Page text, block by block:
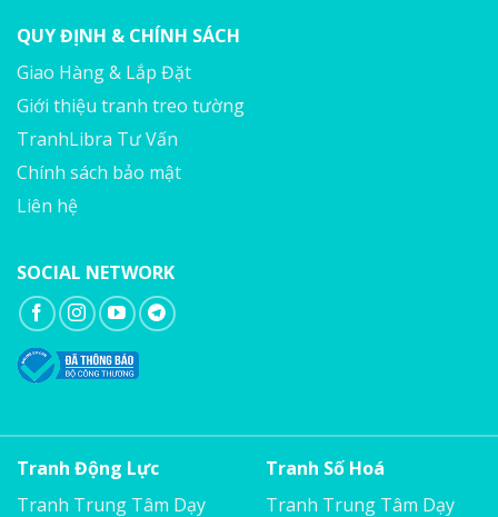
QUY ĐỊNH & CHÍNH SÁCH
Giao Hàng & Lắp Đặt
Giới thiệu tranh treo tường
TranhLibra Tư Vấn
Chính sách bảo mật
Liên hệ
SOCIAL NETWORK
Tranh Động Lực
Tranh Trung Tâm Dạy
Tranh Số Hoá
Tranh Trung Tâm Dạy